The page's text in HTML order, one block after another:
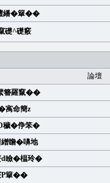
繙�簞��
礎^礎竅
論壇
簪羅竄��
㝢命簡z
穢�鿇笨�
繒瞻�嚊地
d瞼�榅玲�
P簞��